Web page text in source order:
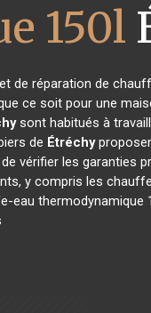
150l
de réparation de
ce soit pour une
sont habitués à
de Étréchy
vérifier les garanties
y compris les
eau thermodynamique